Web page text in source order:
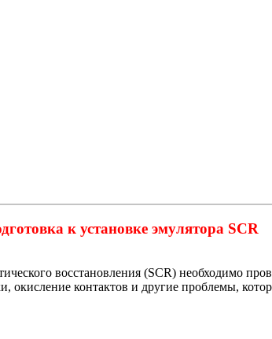
к установке эмулятора SCR
восстановления (SCR) необходимо
контактов и другие проблемы,